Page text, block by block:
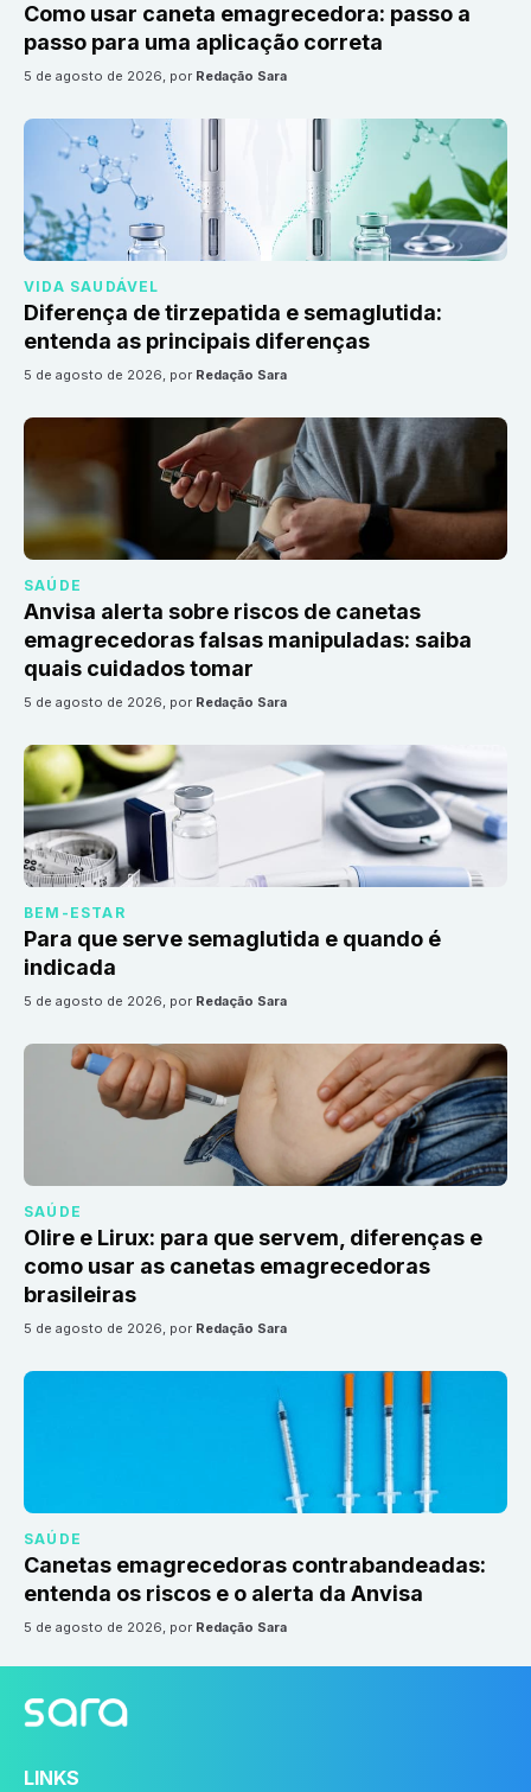
Como usar caneta emagrecedora: passo a
passo para uma aplicação correta
5 de agosto de 2026, por Redação Sara
VIDA SAUDÁVEL
Diferença de tirzepatida e semaglutida:
entenda as principais diferenças
5 de agosto de 2026, por Redação Sara
SAÚDE
Anvisa alerta sobre riscos de canetas
emagrecedoras falsas manipuladas: saiba
quais cuidados tomar
5 de agosto de 2026, por Redação Sara
BEM-ESTAR
Para que serve semaglutida e quando é
indicada
5 de agosto de 2026, por Redação Sara
SAÚDE
Olire e Lirux: para que servem, diferenças e
como usar as canetas emagrecedoras
brasileiras
5 de agosto de 2026, por Redação Sara
SAÚDE
Canetas emagrecedoras contrabandeadas:
entenda os riscos e o alerta da Anvisa
5 de agosto de 2026, por Redação Sara
LINKS